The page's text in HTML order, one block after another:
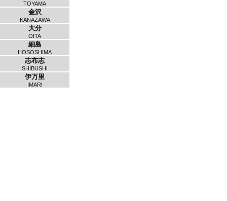
TOYAMA
金沢
KANAZAWA
大分
OITA
細島
HOSOSHIMA
志布志
SHIBUSHI
伊万里
IMARI